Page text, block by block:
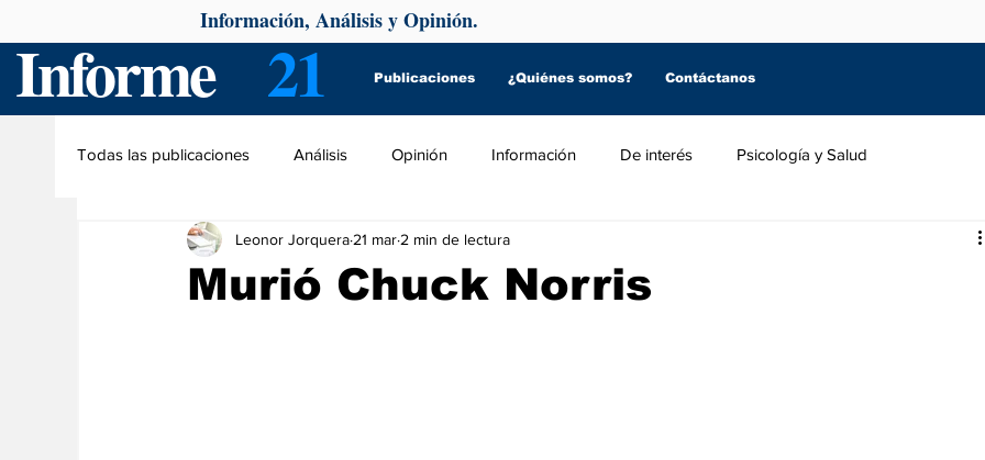
Informe 21 Publicaciones ¿Quiénes somos? Contáctanos
Información, Análisis y Opinión.
Todas las publicaciones Análisis Opinión Información De interés Psicología y Salud
Murió Chuck Norris
Leonor Jorquera 21 mar 2 min de lectura